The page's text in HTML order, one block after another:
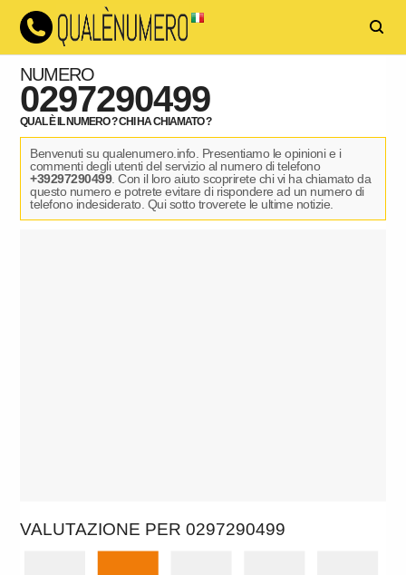
NUMERO
0297290499
QUAL È IL NUMERO ? CHI HA CHIAMATO ?
Benvenuti su qualenumero.info. Presentiamo le opinioni e i
commenti degli utenti del servizio al numero di telefono
+39297290499. Con il loro aiuto scoprirete chi vi ha chiamato da
questo numero e potrete evitare di rispondere ad un numero di
telefono indesiderato. Qui sotto troverete le ultime notizie.
VALUTAZIONE PER 0297290499